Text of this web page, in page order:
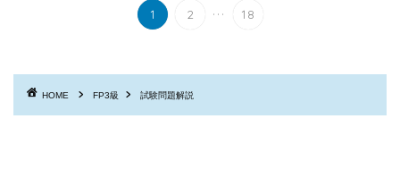
1 2 ... 18
HOME FP3級 試験問題解説